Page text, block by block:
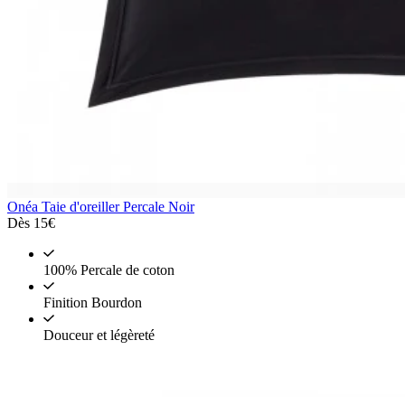
Onéa Taie d'oreiller Percale Noir
Dès 15€
100% Percale de coton
Finition Bourdon
Douceur et légèreté